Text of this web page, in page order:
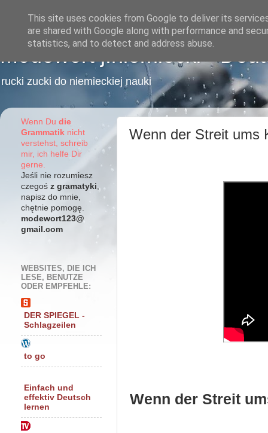
Modewort j.niemiecki -
rucki zucki do niemieckiej nauki
Wenn der Streit ums
Wenn der Streit
Wenn Du die
Grammatik nicht
verstehst, schreib
mir, ich helfe Dir
gerne.
Jeśli nie rozumiesz
czegoś z gramatyki
napisz do mnie,
chętnie pomogę.
modewort123@
gmail.com
WEBSITES, DIE ICH
LESE, BENUTZE
ODER EMPFEHLE:
DER SPIEGEL -
Schlagzeilen
to go
Einfach und
effektiv Deutsch
lernen
This site uses cookies from Google to deliver its
are shared with Google along with performance and
statistics, and to detect and address abuse.